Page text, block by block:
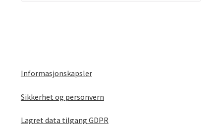
Informasjonskapsler
Sikkerhet og personvern
Lagret data tilgang GDPR